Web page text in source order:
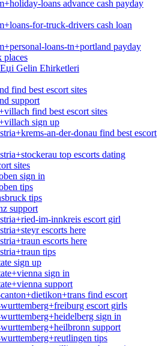
loans advance cash payday
for-truck-drivers cash loan
loans-tn+portland payday
places
Gelin Ећirketleri
find best escort sites
support
find best escort sites
sign up
an-der-donau find best escort
top escorts dating
sites
sign in
tips
tips
support
im-innkreis escort girl
escorts here
escorts here
tips
sign up
sign in
support
find escort
escort girls
sign in
support
tips